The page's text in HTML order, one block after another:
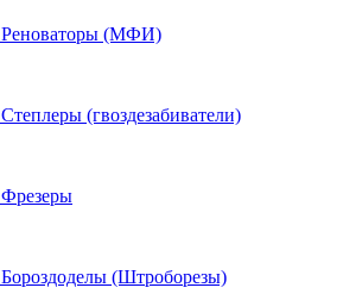
Реноваторы (МФИ)
Степлеры (гвоздезабиватели)
Фрезеры
Бороздоделы (Штроборезы)